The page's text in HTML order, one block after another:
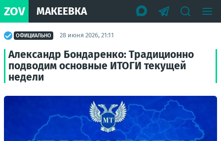
ZOV МАКЕЕВКА
ОФИЦИАЛЬНО 28 июня 2026, 21:11
Александр Бондаренко: Традиционно
подводим основные ИТОГИ текущей
недели